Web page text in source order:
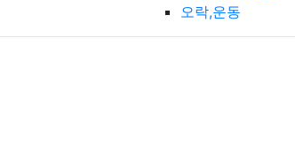
오락,운동